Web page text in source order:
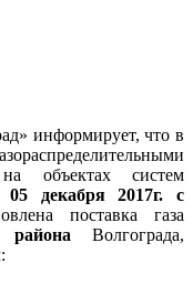
информирует, что в
объектах систем
05 декабря 2017г. с
поставка газа
районаВолгограда,